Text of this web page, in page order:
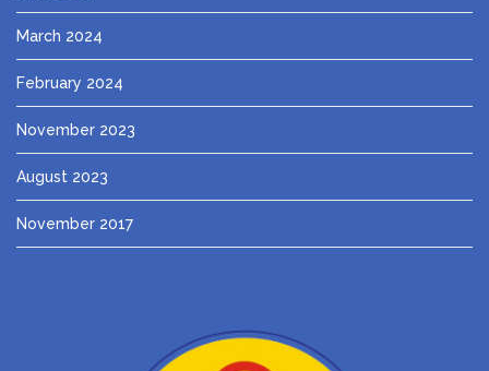
March 2024
February 2024
November 2023
August 2023
November 2017